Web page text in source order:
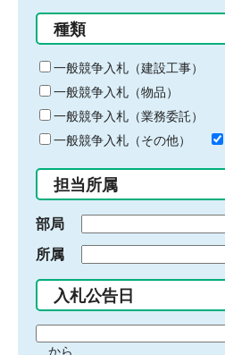
る
キ
ー
ワ
ー
ド
入
力
種類
一般競争入札（建設工事）
一般競争入札（物品）
一般競争入札（業務委託）
一般競争入札（その他）
担当所属
部局
所属
入札公告日
から